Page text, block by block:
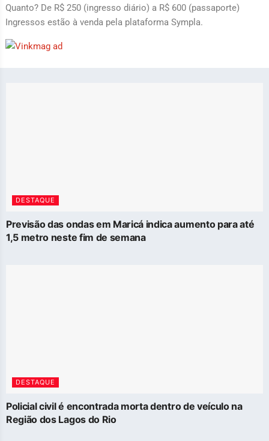
Quanto? De R$ 250 (ingresso diário) a R$ 600 (passaporte)
Ingressos estão à venda pela plataforma Sympla.
DESTAQUE
Previsão das ondas em Maricá indica aumento para até
1,5 metro neste fim de semana
DESTAQUE
Policial civil é encontrada morta dentro de veículo na
Região dos Lagos do Rio